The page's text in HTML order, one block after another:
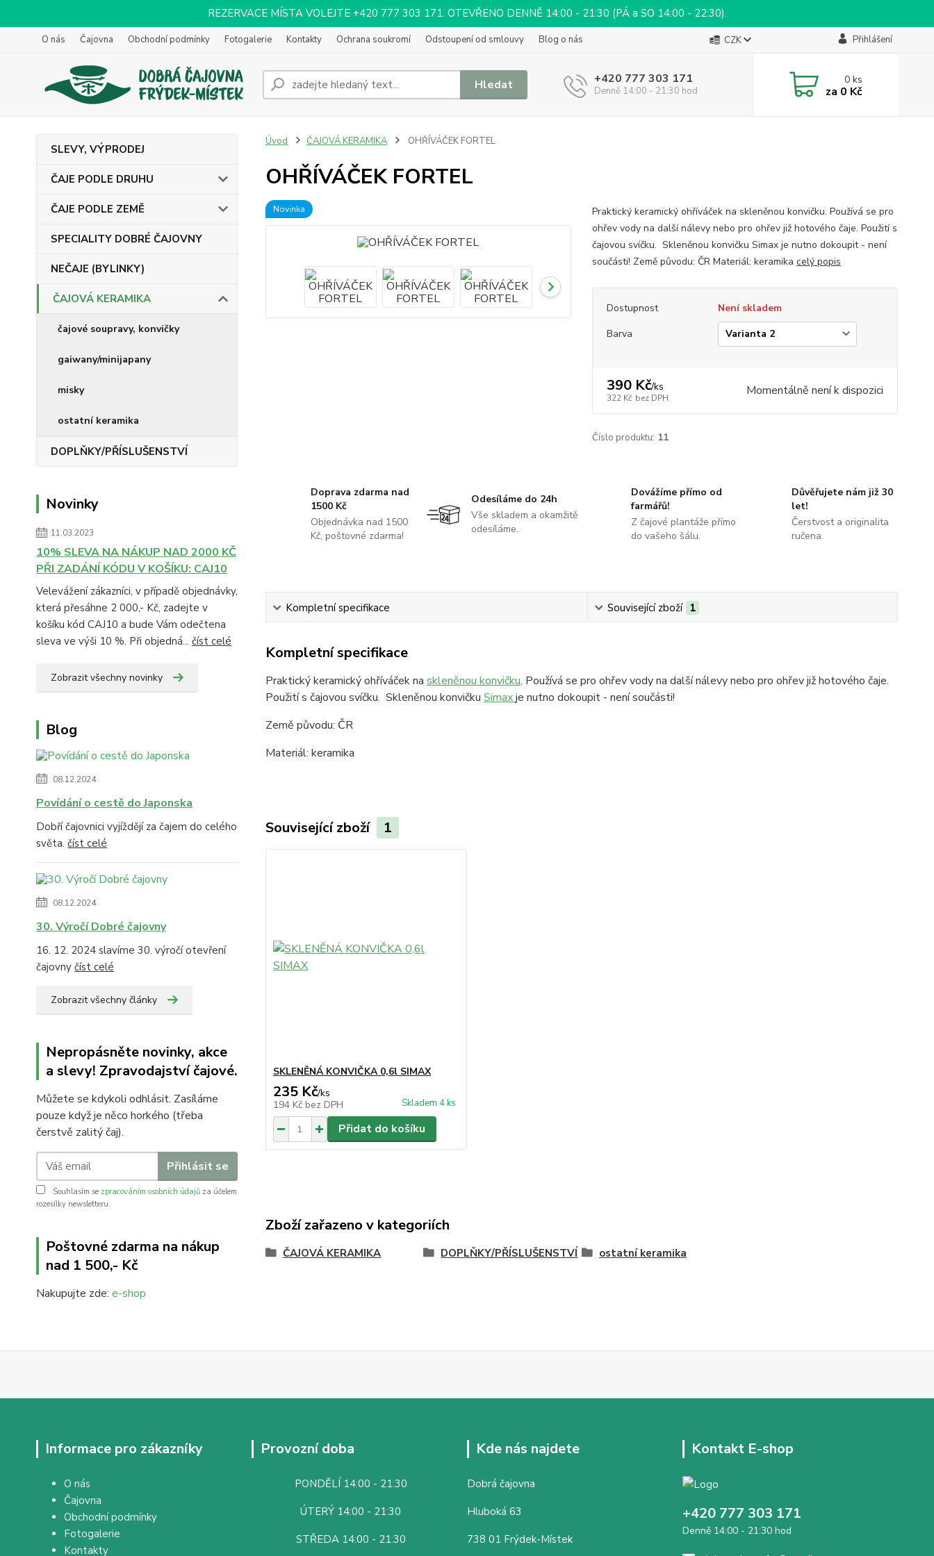
REZERVACE MÍSTA VOLEJTE +420 777 303 171. OTEVŘENO DENNĚ 14:00 - 21:30 (PÁ a SO 14:00 - 22:30).
O nás Čajovna Obchodní podmínky Fotogalerie Kontakty Ochrana soukromí Odstoupení od smlouvy Blog o nás CZK Přihlášení
Hledat +420 777 303 171
Denně 14:00 - 21:30 hod
0ks
za 0 Kč
SLEVY, VÝPRODEJ
ČAJE PODLE DRUHU
ČAJE PODLE ZEMĚ
SPECIALITY DOBRÉ ČAJOVNY
NEČAJE (BYLINKY)
ČAJOVÁ KERAMIKA
čajové soupravy, konvičky
gaiwany/minijapany
misky
ostatní keramika
DOPLŇKY/PŘÍSLUŠENSTVÍ
Novinky
11.03.2023
10% SLEVA NA NÁKUP NAD 2000 KČ
PŘI ZADÁNÍ KÓDU V KOŠÍKU: CAJ10
Velevážení zákazníci, v případě objednávky,
která přesáhne 2 000,- Kč, zadejte v
košíku kód CAJ10 a bude Vám odečtena
sleva ve výši 10 %. Při objedná... číst celé
Zobrazit všechny novinky
Blog
08.12.2024
Povídání o cestě do Japonska
Dobří čajovnici vyjíždějí za čajem do celého
světa. číst celé
08.12.2024
30. Výročí Dobré čajovny
16. 12. 2024 slavíme 30. výročí otevření
čajovny číst celé
Zobrazit všechny články
Nepropásněte novinky, akce
a slevy! Zpravodajství čajové.
Můžete se kdykoli odhlásit. Zasíláme
pouze když je něco horkého (třeba
čerstvě zalitý čaj).
Přihlásit se
Souhlasím se zpracováním osobních údajů za účelem
rozesílky newsletteru.
Poštovné zdarma na nákup
nad 1 500,- Kč
Nakupujte zde: e-shop
Úvod ČAJOVÁ KERAMIKA OHŘÍVÁČEK FORTEL
OHŘÍVÁČEK FORTEL
Novinka
Praktický keramický ohříváček na skleněnou konvičku. Používá se pro
ohřev vody na další nálevy nebo pro ohřev již hotového čaje. Použití s
čajovou svíčku. Skleněnou konvičku Simax je nutno dokoupit - není
součásti! Země původu: ČR Materiál: keramika celý popis
Dostupnost
Není skladem
Barva
390 Kč/ks
322 Kč bez DPH Momentálně není k dispozici
Číslo produktu: 11
Doprava zdarma nad
1500 Kč
Objednávka nad 1500
Kč, poštovné zdarma!
Odesíláme do 24h
Vše skladem a okamžitě
odesíláme.
Dovážíme přímo od
farmářů!
Z čajové plantáže přímo
do vašeho šálu.
Důvěřujete nám již 30
let!
Čerstvost a originalita
ručena.
Kompletní specifikace Související zboží 1
Kompletní specifikace
Praktický keramický ohříváček na skleněnou konvičku. Používá se pro ohřev vody na další nálevy nebo pro ohřev již hotového čaje.
Použití s čajovou svíčku. Skleněnou konvičku Simaxje nutno dokoupit - není součásti!
Země původu: ČR
Materiál: keramika
Související zboží 1
SKLENĚNÁ KONVIČKA 0,6l SIMAX
235 Kč/ks
194 Kč bez DPH Skladem 4 ks
Přidat do košíku
Zboží zařazeno v kategoriích
ČAJOVÁ KERAMIKA DOPLŇKY/PŘÍSLUŠENSTVÍ ostatní keramika
Informace pro zákazníky
O nás
Čajovna
Obchodní podmínky
Fotogalerie
Kontakty
Provozní doba
PONDĚLÍ 14:00 - 21:30
ÚTERÝ 14:00 - 21:30
STŘEDA 14:00 - 21:30
Kde nás najdete
Dobrá čajovna
Hluboká 63
738 01 Frýdek-Místek
Kontakt E-shop
+420 777 303 171
Denně 14:00 - 21:30 hod